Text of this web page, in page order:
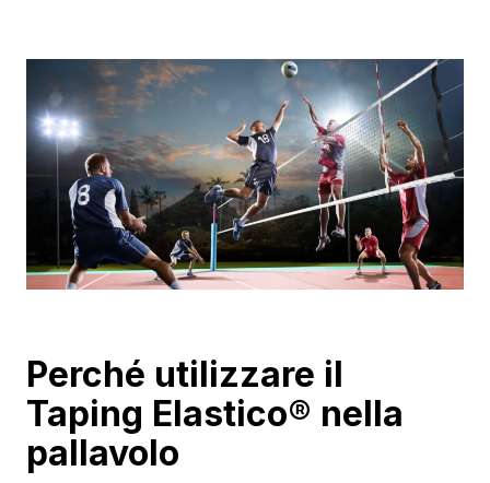
Perché utilizzare il
Taping Elastico® nella
pallavolo